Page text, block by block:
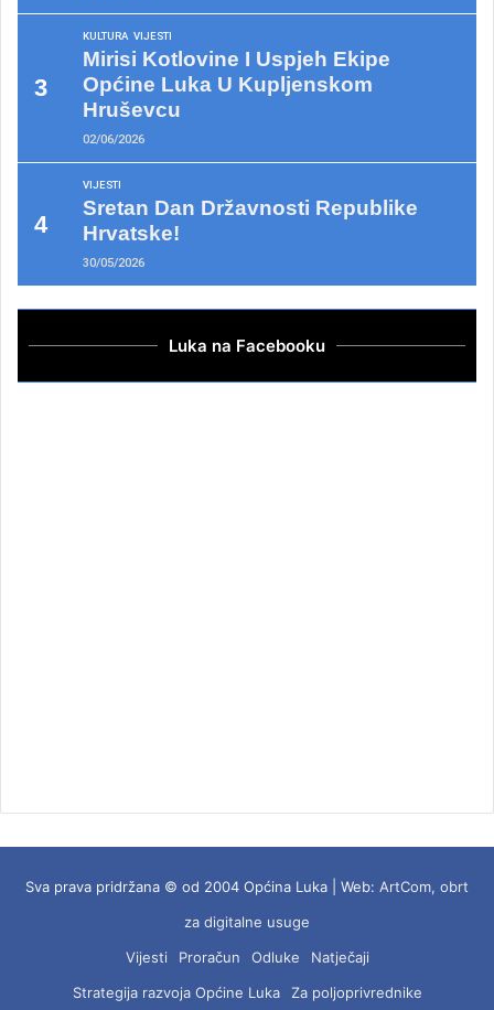
KULTURA VIJESTI
Mirisi Kotlovine I Uspjeh Ekipe
Općine Luka U Kupljenskom
Hruševcu
02/06/2026
VIJESTI
Sretan Dan Državnosti Republike
Hrvatske!
30/05/2026
Luka na Facebooku
Sva prava pridržana © od 2004 Općina Luka | Web: ArtCom, obrt
za digitalne usuge
Vijesti
Proračun Odluke
Natječaji
Strategija razvoja Općine Luka
Za poljoprivrednike